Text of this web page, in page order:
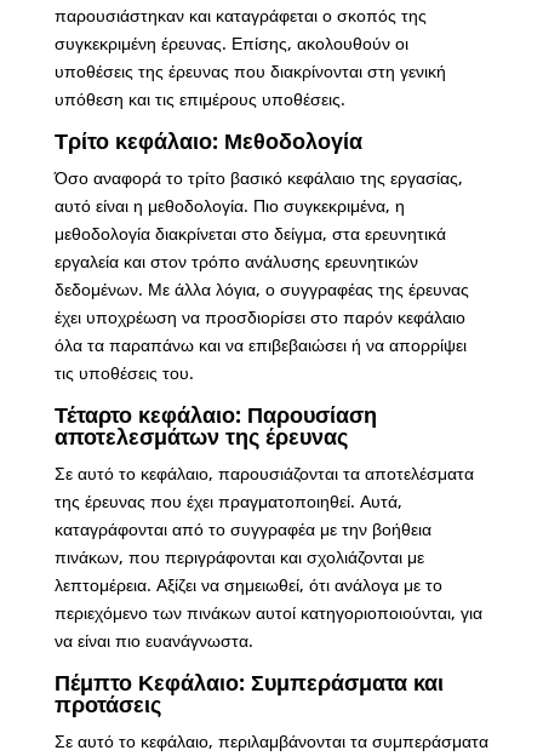
παρουσιάστηκαν και καταγράφεται ο σκοπός της
συγκεκριμένη έρευνας. Επίσης, ακολουθούν οι
υποθέσεις της έρευνας που διακρίνονται στη γενική
υπόθεση και τις επιμέρους υποθέσεις.
Τρίτο κεφάλαιο: Μεθοδολογία
Όσο αναφορά το τρίτο βασικό κεφάλαιο της εργασίας,
αυτό είναι η μεθοδολογία. Πιο συγκεκριμένα, η
μεθοδολογία διακρίνεται στο δείγμα, στα ερευνητικά
εργαλεία και στον τρόπο ανάλυσης ερευνητικών
δεδομένων. Με άλλα λόγια, ο συγγραφέας της έρευνας
έχει υποχρέωση να προσδιορίσει στο παρόν κεφάλαιο
όλα τα παραπάνω και να επιβεβαιώσει ή να απορρίψει
τις υποθέσεις του.
Τέταρτο κεφάλαιο: Παρουσίαση
αποτελεσμάτων της έρευνας
Σε αυτό το κεφάλαιο, παρουσιάζονται τα αποτελέσματα
της έρευνας που έχει πραγματοποιηθεί. Αυτά,
καταγράφονται από το συγγραφέα με την βοήθεια
πινάκων, που περιγράφονται και σχολιάζονται με
λεπτομέρεια. Αξίζει να σημειωθεί, ότι ανάλογα με το
περιεχόμενο των πινάκων αυτοί κατηγοριοποιούνται, για
να είναι πιο ευανάγνωστα.
Πέμπτο Κεφάλαιο: Συμπεράσματα και
προτάσεις
Σε αυτό το κεφάλαιο, περιλαμβάνονται τα συμπεράσματα